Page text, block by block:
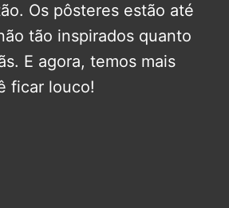
Os pôsteres estão até
tão inspirados quanto
E agora, temos mais
ficar louco!